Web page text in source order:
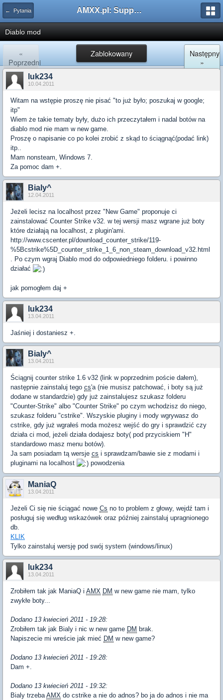
← Pytania AMXX.pl: Support AMX Mod X i SourceMod
Diablo mod
Zablokowany
«
Poprzedni
Następny
»
luk234
10.04.2011
Witam na wstępie proszę nie pisać "to już było; poszukaj w google;
itp"
Wiem że takie tematy były, dużo ich przeczytałem i nadal botów na
diablo mod nie mam w new game.
Proszę o napisanie co po kolei zrobić z skąd to ściągnąć(podać link)
itp..
Mam nonsteam, Windows 7.
Za pomoc dam +.
Bialy^
12.04.2011
Jeżeli lecisz na localhost przez "New Game" proponuje ci
zainstalować Counter Strike v32. w tej wersji masz wgrane już boty
które działają na localhost, z plugin'ami.
http://www.cscenter.pl/download_counter_strike/119-
%5Bcstrike%5D_counter_strike_1_6_non_steam_download_v32.html
. Po czym wgraj Diablo mod do odpowiedniego folderu. i powinno
działać
jak pomogłem daj +
luk234
13.04.2011
Jaśniej i dostaniesz +.
Bialy^
13.04.2011
Ściągnij counter strike 1.6 v32 (link w poprzednim poście dałem),
następnie zainstaluj tego cs'a (nie musisz patchować, i boty są już
dodane w standardzie) gdy już zainstalujesz szukasz folderu
"Counter-Strike" albo "Counter Strike" po czym wchodzisz do niego,
szukasz folderu "cstrike". Wszyskie pluginy i mody wgrywasz do
cstrike, gdy już wgrałeś moda możesz wejść do gry i sprawdzić czy
działa ci mod, jeżeli działa dodajesz boty( pod przyciskiem "H"
standardowo masz menu botów).
Ja sam posiadam tą wersje cs i sprawdzam/bawie sie z modami i
pluginami na localhost
powodzenia
ManiaQ
13.04.2011
Jeżeli Ci się nie ściągać nowe Cs no to problem z głowy, wejdź tam i
posługuj się według wskazówek oraz później zainstaluj upragnionego
db.
KLIK
Tylko zainstaluj wersję pod swój system (windows/linux)
luk234
13.04.2011
Zrobiłem tak jak ManiaQ i AMX DM w new game nie mam, tylko
zwykłe boty...
Dodano 13 kwiecień 2011 - 19:28:
Zrobiłem tak jak Bialy i nic w new game DM brak.
Napiszecie mi wreście jak mieć DM w new game?
Dodano 13 kwiecień 2011 - 19:28:
Dam +.
Dodano 13 kwiecień 2011 - 19:32:
Bialy trzebaAMX do cstrike a nie do adnos? bo ja do adnos i nie ma